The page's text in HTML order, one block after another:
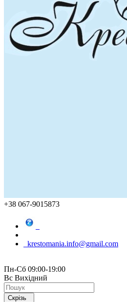
+38 067-9015873
krestomania.info@gmail.com
Пн-Сб 09:00-19:00
Вс Вихідний
Скрізь